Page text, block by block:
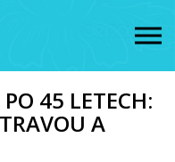
45 LETECH:
A